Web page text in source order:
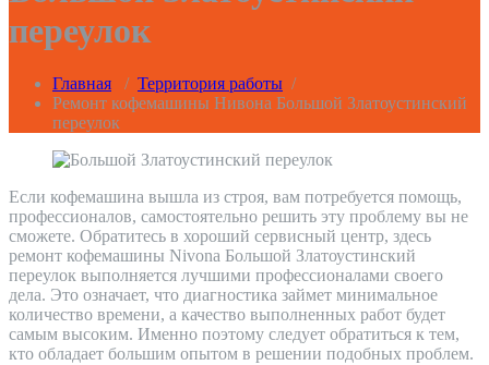
переулок
Главная / Территория работы /
Ремонт кофемашины Нивона Большой Златоустинский
переулок
Если кофемашина вышла из строя, вам потребуется помощь,
профессионалов, самостоятельно решить эту проблему вы не
сможете. Обратитесь в хороший сервисный центр, здесь
ремонт кофемашины Nivona Большой Златоустинский
переулок выполняется лучшими профессионалами своего
дела. Это означает, что диагностика займет минимальное
количество времени, а качество выполненных работ будет
самым высоким. Именно поэтому следует обратиться к тем,
кто обладает большим опытом в решении подобных проблем.